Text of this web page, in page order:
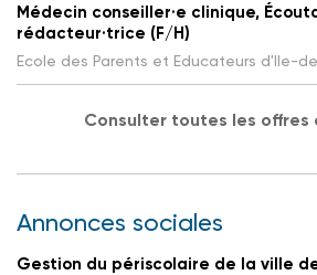
Médecin conseiller·e clinique,
rédacteur·trice (F/H)
Ecole des Parents et Educateurs d'Ile-
Consulter toutes les offres
Annonces sociales
Gestion du périscolaire de la ville